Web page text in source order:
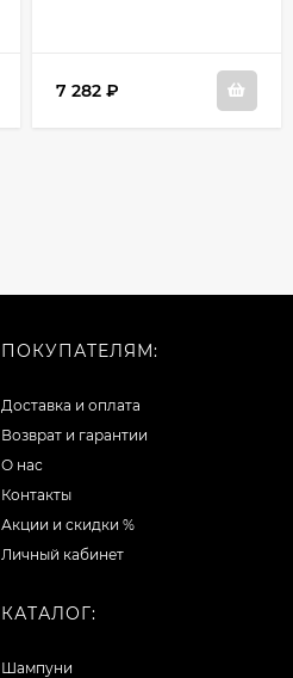
7 282 ₽
ПОКУПАТЕЛЯМ:
Доставка и оплата
Возврат и гарантии
О нас
Контакты
Акции и скидки %
Личный кабинет
КАТАЛОГ:
Шампуни